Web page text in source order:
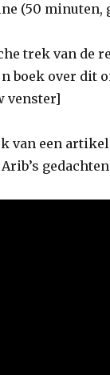
(50 minuten,
trek van de
boek over dit
venster]
van een artikel